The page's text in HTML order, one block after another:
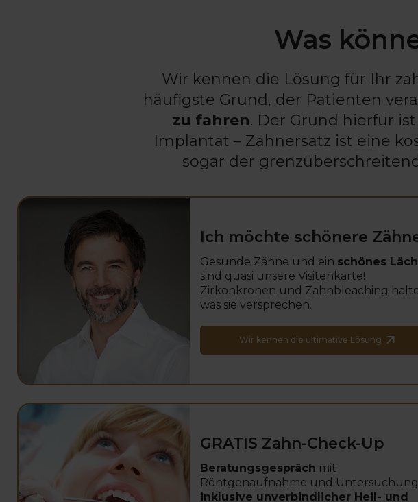
Was
Wir kennen die Lösung für Ihr
häufigste Grund, der Patienten
zu fahren. Der Grund hierfür
Implantat – Zahnersatz ist eine
sogar der
Ich möchte schönere
Gesunde Zähne und ein schönes
sind quasi unsere Visitenkarte!
Zirkonkronen und Zahnbleaching
was sie versprechen.
Wir kennen die ultimative Lösung
GRATIS Zahn-Check-Up
Beratungsgespräch mit
Röntgenaufnahme und Untersuchung
inklusive unverbindlicher Heil- und